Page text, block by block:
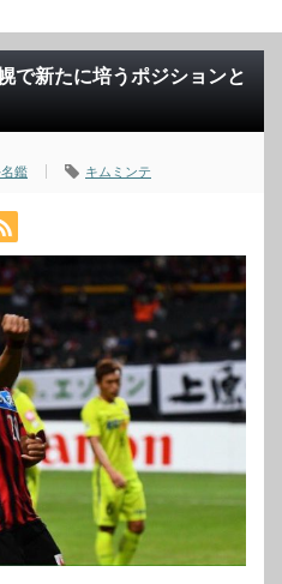
で新たに培うポジションと
鑑 キムミンテ